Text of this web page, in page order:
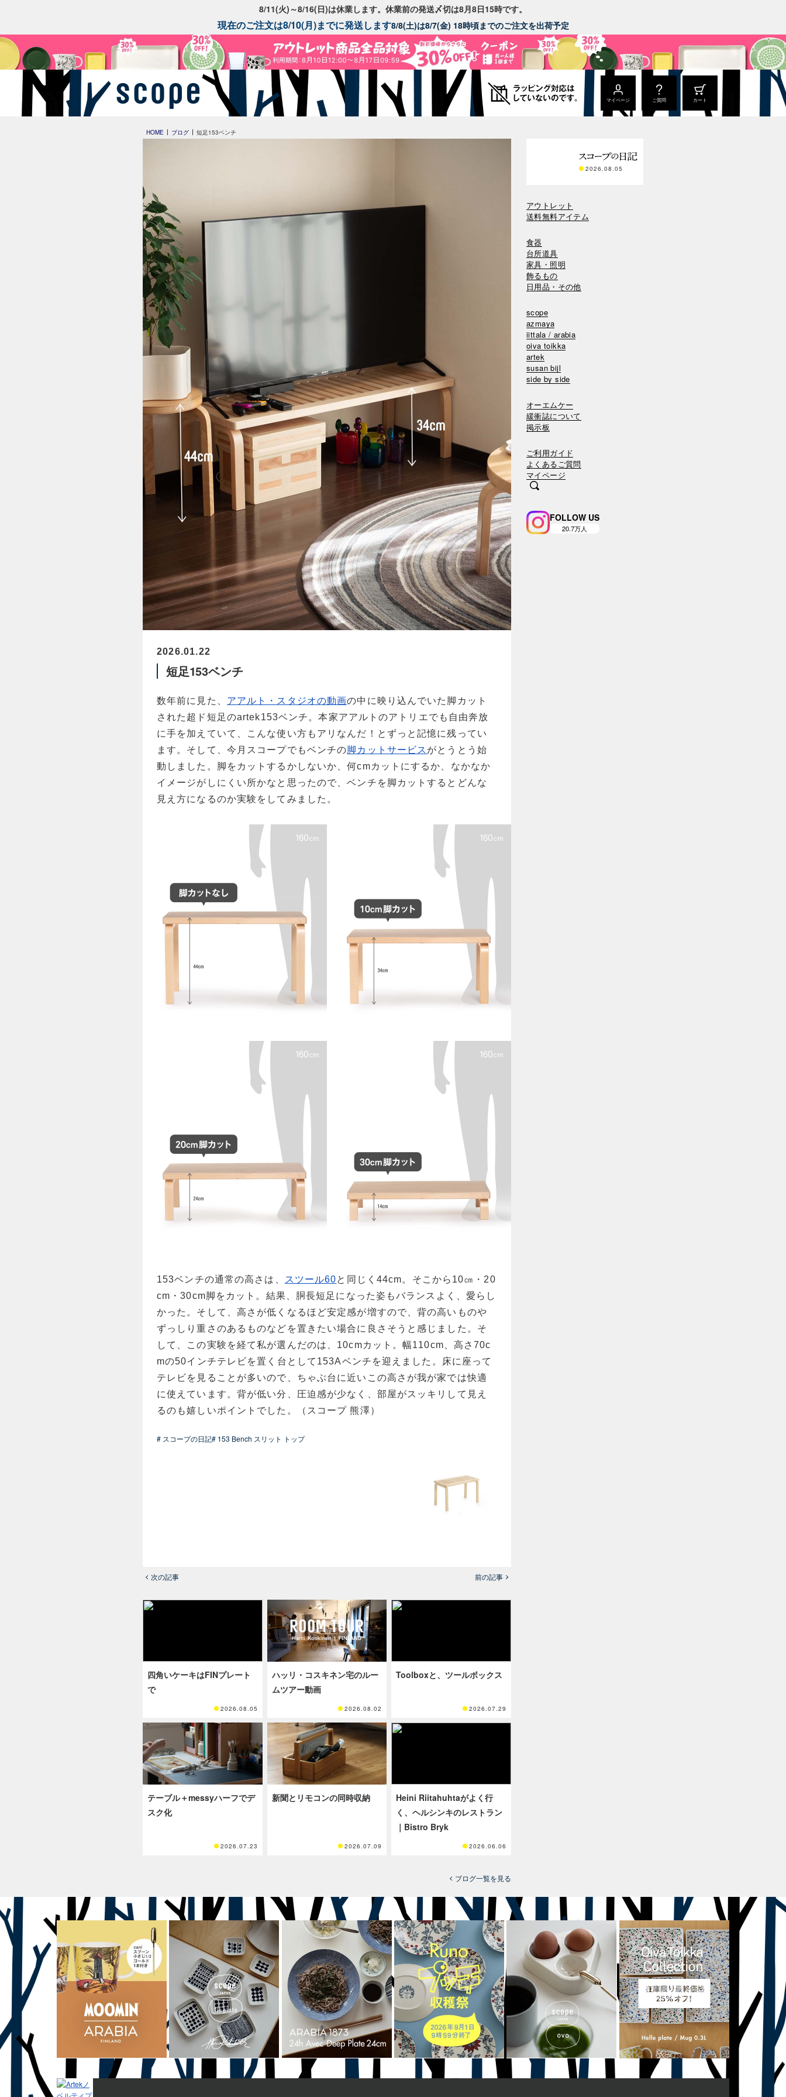
8/11(火)～8/16(日)は休業します。休業前の発送〆切は8月8日15時です。
現在のご注文は8/10(月)までに発送します8/8(土)は8/7(金) 18時頃までのご注文を出荷予定
マイページ ご質問 カート
HOME ブログ 短足153ベンチ
2026.01.22
短足153ベンチ
数年前に見た、 アアルト・スタジオの動画の中に映り込んでいた脚カット
された超ド短足のartek153ベンチ。本家アアルトのアトリエでも自由奔放
に手を加えていて、こんな使い方もアリなんだ！とずっと記憶に残ってい
ます。そして、今月スコープでもベンチの脚カットサービス がとうとう始
動しました。脚をカットするかしないか、何cmカットにするか、なかなか
イメージがしにくい所かなと思ったので、ベンチを脚カットするとどんな
見え方になるのか実験をしてみました。
153ベンチの通常の高さは、 スツール60と同じく44cm。そこから10㎝・20
cm・30cm脚をカット。結果、胴長短足になった姿もバランスよく、愛らし
かった。そして、高さが低くなるほど安定感が増すので、背の高いものや
ずっしり重さのあるものなどを置きたい場合に良さそうと感じました。そ
して、この実験を経て私が選んだのは、10cmカット。幅110cm、高さ70c
mの50インチテレビを置く台として153Aベンチを迎えました。床に座って
テレビを見ることが多いので、ちゃぶ台に近いこの高さが我が家では快適
に使えています。背が低い分、圧迫感が少なく、部屋がスッキリして見え
るのも嬉しいポイントでした。（スコープ 熊澤）
# スコープの日記# 153 Bench スリット トップ
次の記事 前の記事
四角いケーキはFINプレート
で
2026.08.05
ハッリ・コスキネン宅のルー
ムツアー動画
2026.08.02
Toolboxと、ツールボックス
2026.07.29
テーブル＋messyハーフでデ
スク化
2026.07.23
新聞とリモコンの同時収納
2026.07.09
Heini Riitahuhtaがよく行
く、ヘルシンキのレストラン
｜Bistro Bryk
2026.06.06
ブログ一覧を見る
2026.08.05
アウトレット
送料無料アイテム
食器
台所道具
家具・照明
飾るもの
日用品・その他
scope
azmaya
iittala / arabia
oiva toikka
artek
susan bijl
side by side
オーエムケー
緩衝誌について
掲示板
ご利用ガイド
よくあるご質問
マイページ
FOLLOW US